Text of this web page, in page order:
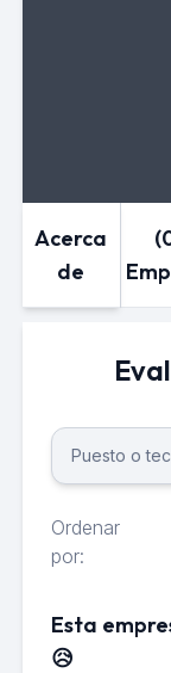
Acerca
de
Ordenar
por:
Esta
😥